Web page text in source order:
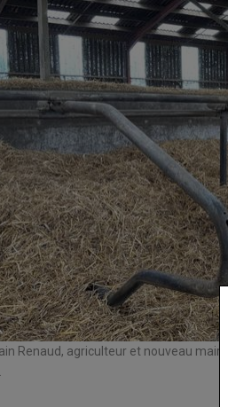
Renaud, agriculteur et nouveau